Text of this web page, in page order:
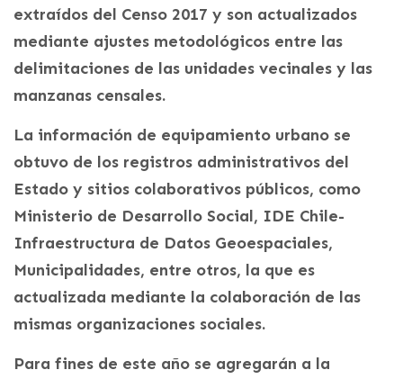
extraídos del Censo 2017 y son actualizados
mediante ajustes metodológicos entre las
delimitaciones de las unidades vecinales y las
manzanas censales.
La información de equipamiento urbano se
obtuvo de los registros administrativos del
Estado y sitios colaborativos públicos, como
Ministerio de Desarrollo Social, IDE Chile-
Infraestructura de Datos Geoespaciales,
Municipalidades, entre otros, la que es
actualizada mediante la colaboración de las
mismas organizaciones sociales.
Para fines de este año se agregarán a la